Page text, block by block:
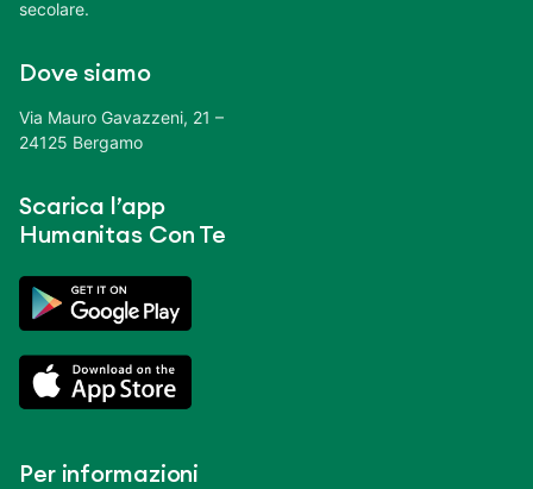
secolare.
Dove siamo
Via Mauro Gavazzeni, 21 –
24125 Bergamo
Scarica l’app
Humanitas Con Te
Per informazioni